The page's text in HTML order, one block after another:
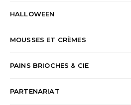
HALLOWEEN
MOUSSES ET CRÈMES
PAINS BRIOCHES & CIE
PARTENARIAT